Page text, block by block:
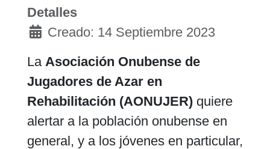
Detalles
Creado: 14 Septiembre 2023
La Asociación Onubense de
Jugadores de Azar en
Rehabilitación (AONUJER)quiere
alertar a la población onubense en
general, y a los jóvenes en particular,